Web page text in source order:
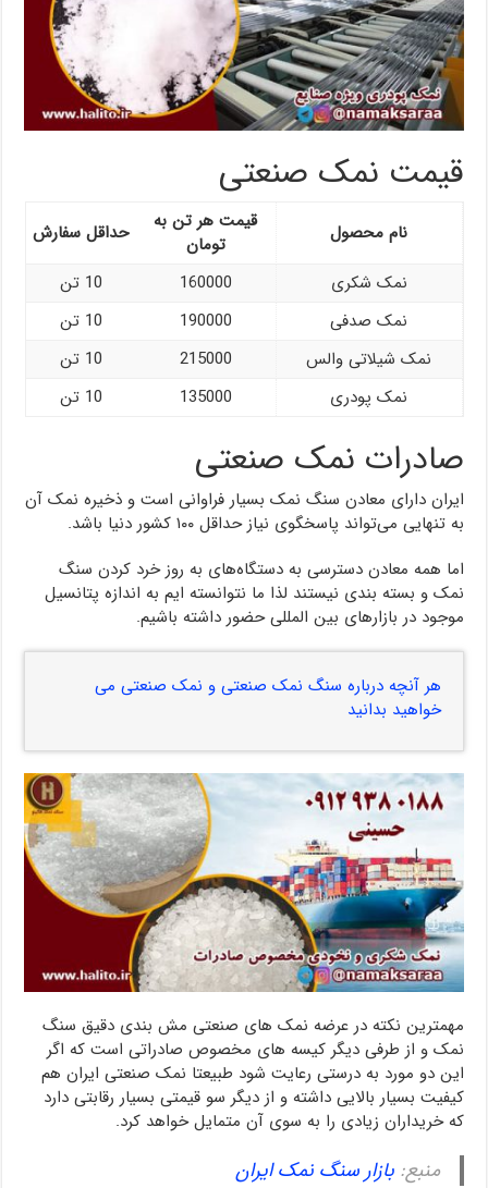
قیمت نمک صنعتی
نام محصول
قیمت هر تن به
تومان
حداقل سفارش
نمک شکری
160000
10 تن
نمک صدفی
190000
10 تن
نمک شیلاتی والس
215000
10 تن
نمک پودری
135000 10 تن
صادرات نمک صنعتی
ایران دارای معادن سنگ نمک بسیار فراوانی است و ذخیره نمک آن
به تنهایی می‌تواند پاسخگوی نیاز حداقل ۱۰۰ کشور دنیا باشد.
اما همه معادن دسترسی به دستگاه‌های به روز خرد کردن سنگ
نمک و بسته بندی نیستند لذا ما نتوانسته ایم به اندازه پتانسیل
موجود در بازارهای بین المللی حضور داشته باشیم.
هر آنچه درباره سنگ نمک صنعتی و نمک صنعتی می
خواهید بدانید
مهمترین نکته در عرضه نمک های صنعتی مش بندی دقیق سنگ
نمک و از طرفی دیگر کیسه های مخصوص صادراتی است که اگر
این دو مورد به درستی رعایت شود طبیعتا نمک صنعتی ایران هم
کیفیت بسیار بالایی داشته و از دیگر سو قیمتی بسیار رقابتی دارد
که خریداران زیادی را به سوی آن متمایل خواهد کرد.
منبع:بازار سنگ نمک ایران